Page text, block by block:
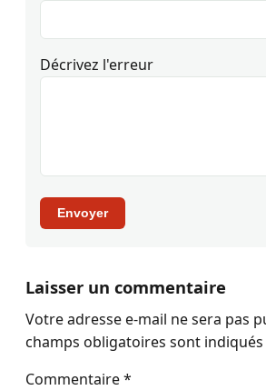
Décrivez l'erreur
Envoyer
Laisser un commentaire
Votre adresse e-mail ne sera pas
champs obligatoires sont indiqués
Commentaire*